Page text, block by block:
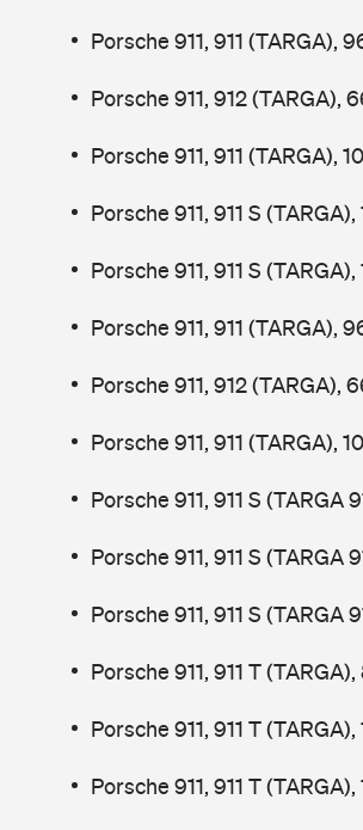
Porsche 911, 911 (TARGA),
Porsche 911, 912 (TARGA),
Porsche 911, 911 (TARGA),
Porsche 911, 911 S
Porsche 911, 911 S
Porsche 911, 911 (TARGA),
Porsche 911, 912 (TARGA),
Porsche 911, 911 (TARGA),
Porsche 911, 911 S (TARGA
Porsche 911, 911 S (TARGA
Porsche 911, 911 S (TARGA
Porsche 911, 911 T
Porsche 911, 911 T
Porsche 911, 911 T